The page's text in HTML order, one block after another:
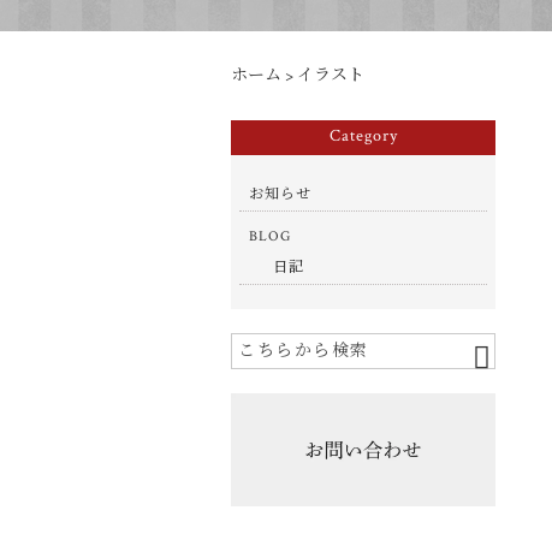
ホーム > イラスト
Category
お知らせ
BLOG
日記